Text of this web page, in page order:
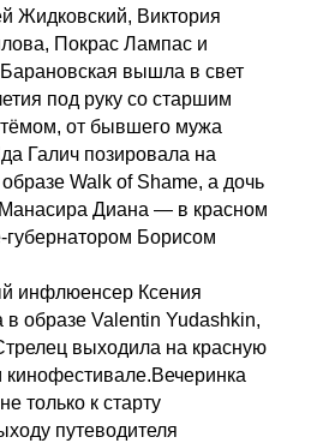
Жидковский, Виктория
Покрас Лампас и
вышла в свет
под руку со старшим
от бывшего мужа
Галич позировала на
Walk of Shame, а дочь
Диана — в красном
губернатором Борисом
инфлюенсер Ксения
образе Valentin Yudashkin,
выходила на красную
только к старту
путеводителя